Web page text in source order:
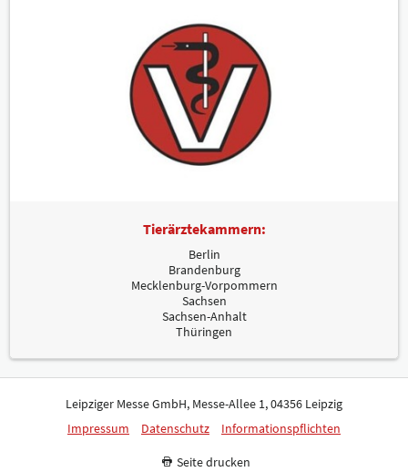
Tierärztekammern:
Berlin
Brandenburg
Mecklenburg-Vorpommern
Sachsen
Sachsen-Anhalt
Thüringen
Leipziger Messe GmbH, Messe-Allee 1, 04356 Leipzig
Impressum
Datenschutz Informationspflichten
Seite drucken